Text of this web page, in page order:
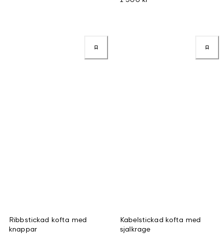
Ribbstickad kofta med
knappar
Kabelstickad kofta med
sjalkrage